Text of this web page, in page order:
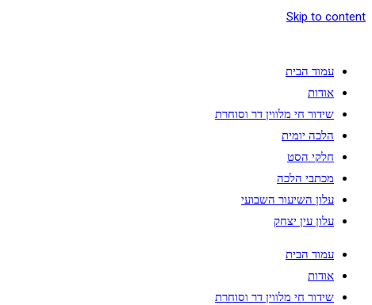
Skip to content
עמוד הבית
אודות
שידור חי מלווין דר וסוחרת
הלכה יומית
חלקי הסט
מכתבי הלכה
עלון השיעור השבועי
עלון עין יצחק
עמוד הבית
אודות
שידור חי מלווין דר וסוחרת